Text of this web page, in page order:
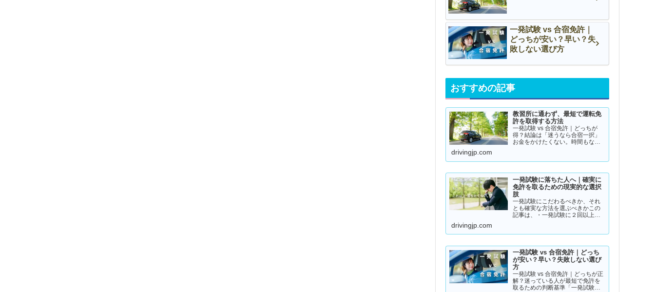
一発試験 vs 合宿免許｜
どっちが安い？早い？失
敗しない選び方
おすすめの記事
教習所に通わず、最短で運転免
許を取得する方法
一発試験 vs 合宿免許｜どっちが
得？結論は「迷うなら合宿一択」
お金をかけたくない。時間もな
た。👉 まずは結論から【結論】教
実質この2つです。・一発試験…
drivingjp.com
一発試験に落ちた人へ｜確実に
免許を取るための現実的な選択
肢
一発試験にこだわるべきか、それ
とも確実な方法を選ぶべきかこの
記事は、・一発試験に２回以上落
ているそんな方に向けて書いてい
ると、・さらに何回も落ちる・
数…
drivingjp.com
一発試験 vs 合宿免許｜どっち
が安い？早い？失敗しない選び
方
一発試験 vs 合宿免許｜どっちが正
解？迷っている人が最短で免許を
取るための判断基準「一発試験と